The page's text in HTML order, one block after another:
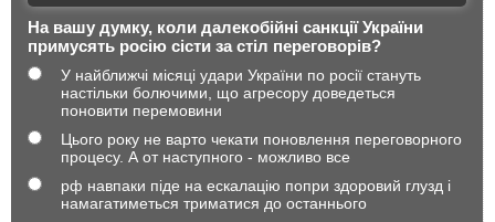
На вашу думку, коли далекобійні санкції України
примусять росію сісти за стіл переговорів?
У найближчі місяці удари України по росії стануть
настільки болючими, що агресору доведеться
поновити перемовини
Цього року не варто чекати поновлення переговорного
процесу. А от наступного - можливо все
рф навпаки піде на ескалацію попри здоровий глузд і
намагатиметься триматися до останнього